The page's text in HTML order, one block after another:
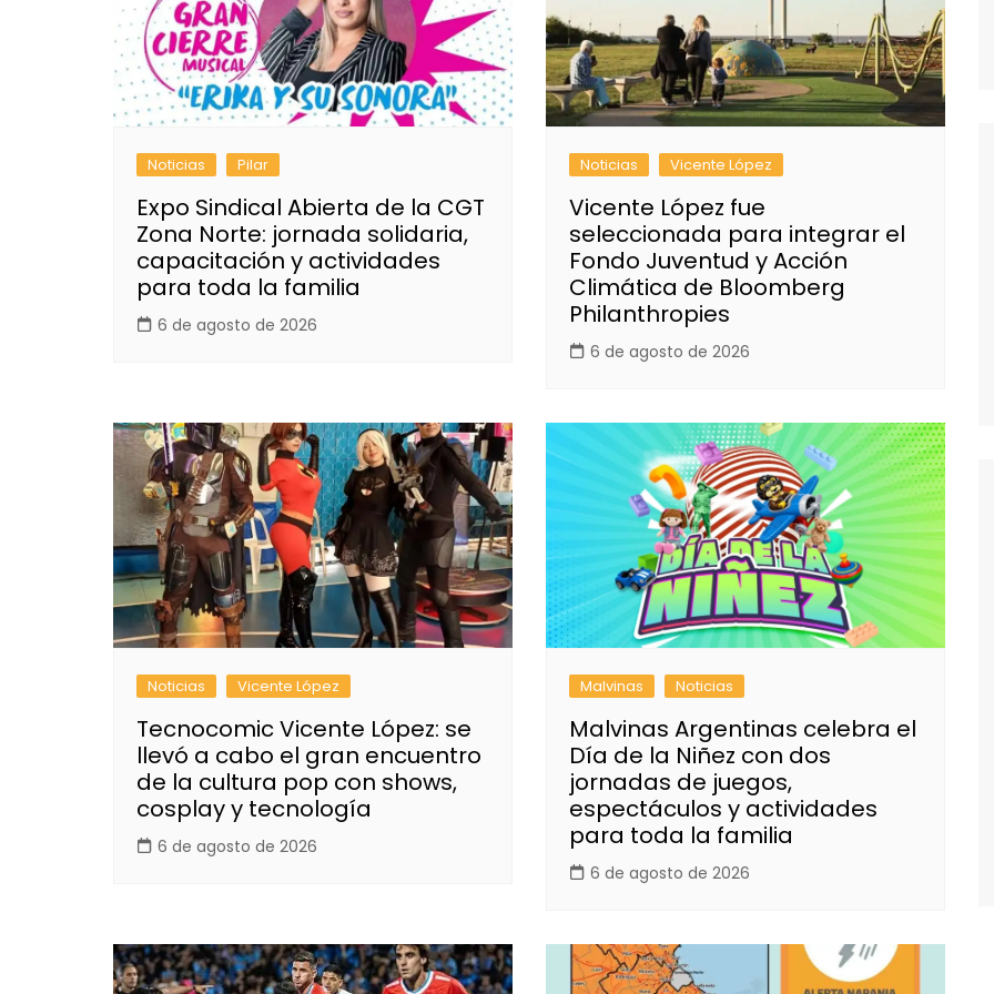
Noticias Pilar
Expo Sindical Abierta de la CGT
Zona Norte: jornada solidaria,
capacitación y actividades
para toda la familia
6 de agosto de 2026
Noticias Vicente López
Vicente López fue
seleccionada para integrar el
Fondo Juventud y Acción
Climática de Bloomberg
Philanthropies
6 de agosto de 2026
Noticias Vicente López
Tecnocomic Vicente López: se
llevó a cabo el gran encuentro
de la cultura pop con shows,
cosplay y tecnología
6 de agosto de 2026
Malvinas Noticias
Malvinas Argentinas celebra el
Día de la Niñez con dos
jornadas de juegos,
espectáculos y actividades
para toda la familia
6 de agosto de 2026